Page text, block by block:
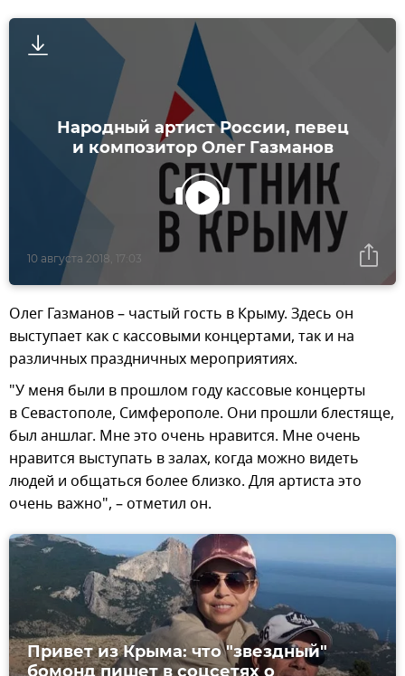
Народный артист России, певец
и композитор Олег Газманов
10 августа 2018, 17:03
Олег Газманов – частый гость в Крыму. Здесь он
выступает как с кассовыми концертами, так и на
различных праздничных мероприятиях.
"У меня были в прошлом году кассовые концерты
в Севастополе, Симферополе. Они прошли блестяще,
был аншлаг. Мне это очень нравится. Мне очень
нравится выступать в залах, когда можно видеть
людей и общаться более близко. Для артиста это
очень важно", – отметил он.
Привет из Крыма: что "звездный"
бомонд пишет в соцсетях о